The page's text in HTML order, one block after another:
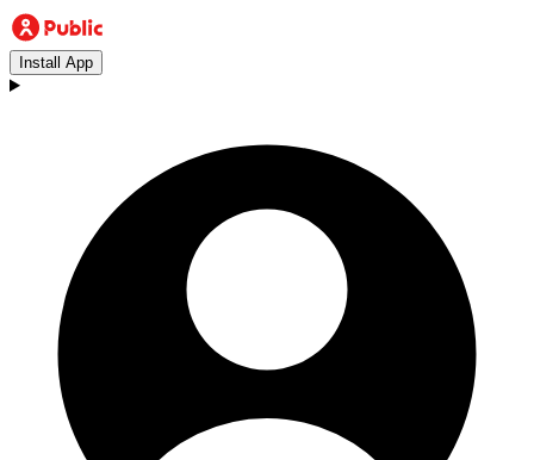
Install App